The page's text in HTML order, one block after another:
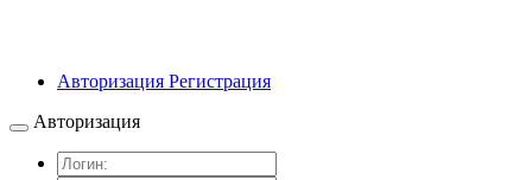
Авторизация Регистрация
Авторизация